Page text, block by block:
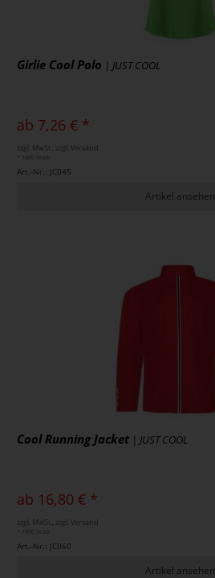
Girlie Cool Polo | JUST COOL
ab 7,26 € *
zzgl. MwSt., zzgl. Versand
Art.-Nr.: JC045
Artikel ansehen
Cool Running Jacket | JUST COOL
ab 16,80 € *
zzgl. MwSt., zzgl. Versand
Art.-Nr.: JC060
Artikel ansehen